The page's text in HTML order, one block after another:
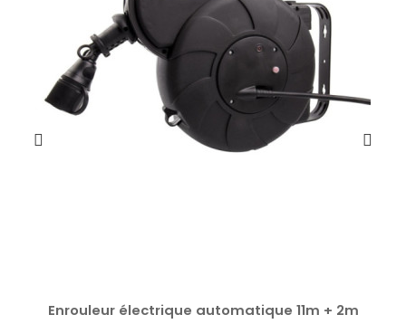
Enrouleur électrique automatique 11m + 2m